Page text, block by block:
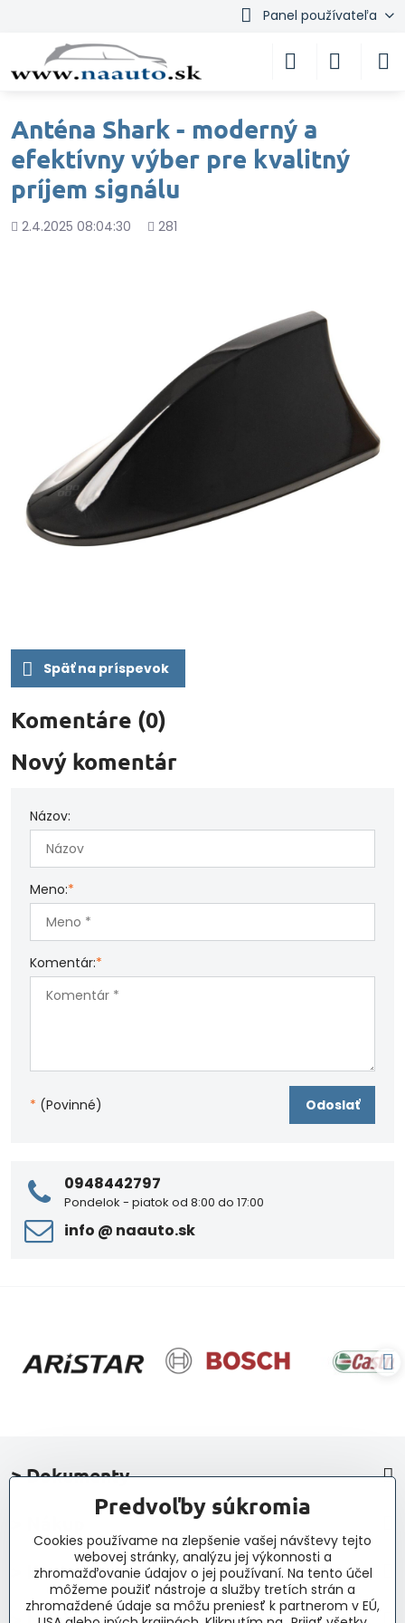
Panel používateľa
Anténa Shark - moderný a
efektívny výber pre kvalitný
príjem signálu
Pridané
2.4.2025 08:04:30
Počet
281
Späť na príspevok
Komentáre (0)
Nový komentár
Názov:
Meno:*
Komentár:*
* (Povinné) Odoslať
0948442797
Pondelok - piatok od 8:00 do 17:00
info ​@ naauto​.sk
> Dokumenty
> Kontakt a navigácia
Predvoľby súkromia
Cookies používame na zlepšenie vašej návštevy tejto
webovej stránky, analýzu jej výkonnosti a
zhromažďovanie údajov o jej používaní. Na tento účel
môžeme použiť nástroje a služby tretích strán a
zhromaždené údaje sa môžu preniesť k partnerom v EÚ,